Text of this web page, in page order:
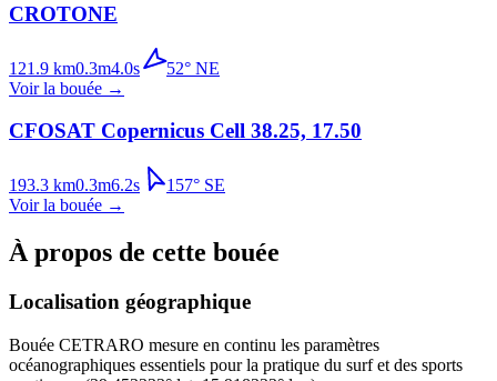
CROTONE
121.9 km0.3m4.0s 52° NE
Voir la bouée →
CFOSAT Copernicus Cell 38.25, 17.50
193.3 km0.3m6.2s 157° SE
Voir la bouée →
À propos de cette bouée
Localisation géographique
Bouée CETRARO mesure en continu les paramètres
océanographiques essentiels pour la pratique du surf et des sports